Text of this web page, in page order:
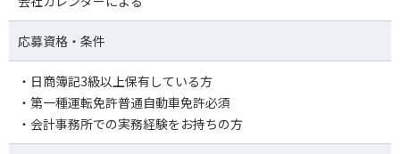
応募資格・条件
・日商簿記3級以上保有している方
・第一種運転免許普通自動車免許必須
・会計事務所での実務経験をお持ちの方